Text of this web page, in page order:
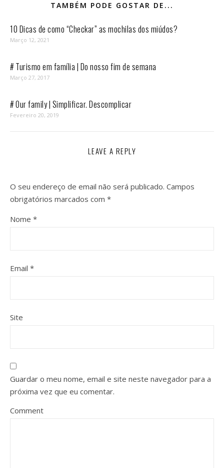
TAMBÉM PODE GOSTAR DE...
10 Dicas de como “Checkar” as mochilas dos miúdos?
Março 12, 2021
# Turismo em família | Do nosso fim de semana
Março 27, 2017
# Our family | Simplificar. Descomplicar
Fevereiro 20, 2019
LEAVE A REPLY
O seu endereço de email não será publicado. Campos
obrigatórios marcados com *
Nome *
Email *
Site
Guardar o meu nome, email e site neste navegador para a
próxima vez que eu comentar.
Comment